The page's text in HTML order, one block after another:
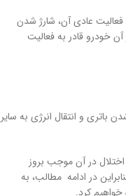
عادی آن، شارژ شدن
خودرو قادر به فعالیت
باتری و انتقال انرژی به سایر
در آن موجب بروز
در ادامه مطالب، به
خواهیم کرد.